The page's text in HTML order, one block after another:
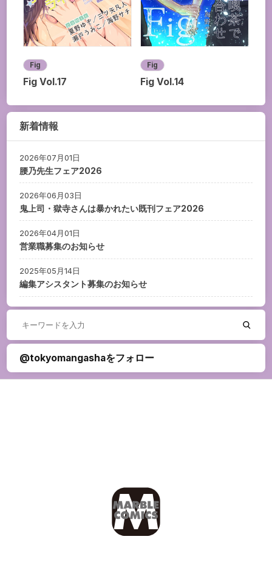
Fig
Fig Vol.17
Fig
Fig Vol.14
新着情報
2026年07月01日
腰乃先生フェア2026
2026年06月03日
鬼上司・獄寺さんは暴かれたい既刊フェア2026
2026年04月01日
営業職募集のお知らせ
2025年05月14日
編集アシスタント募集のお知らせ
@tokyomangashaをフォロー